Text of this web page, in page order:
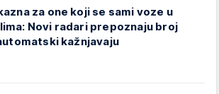
za one koji se sami voze u
Novi radari prepoznaju broj
kažnjavaju